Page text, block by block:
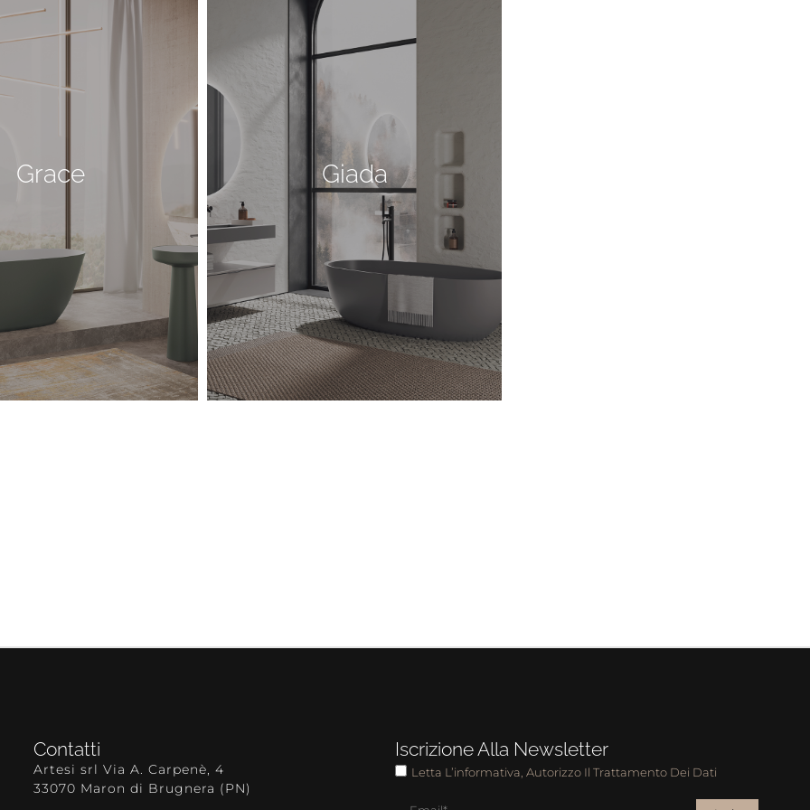
Grace Giada
Contatti
Artesi srl Via A. Carpenè, 4
33070 Maron di Brugnera (PN)
Iscrizione Alla Newsletter
Letta L’informativa, Autorizzo Il Trattamento Dei Dati